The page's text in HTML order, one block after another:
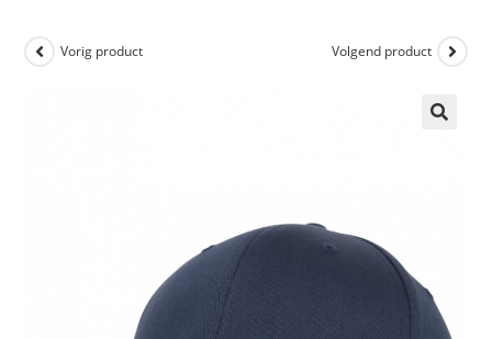
Vorig product Volgend product